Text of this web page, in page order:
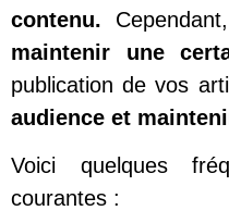
contenu.
maintenir une
publication de vos
audience et
Voici quelques
courantes :